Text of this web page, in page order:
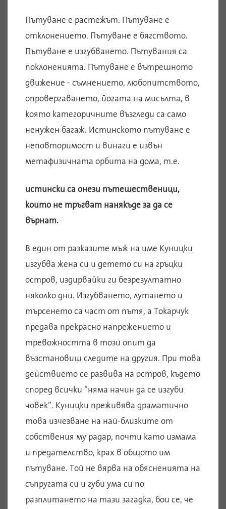
Пътуване е растежът. Пътуване е
отклонението. Пътуване е бягството.
Пътуване е изгубването. Пътувания са
поклоненията. Пътуване е вътрешното
движение - съмнението, любопитството,
опровергаването, йогата на мисълта, в
която категоричните възгледи са само
ненужен багаж. Истинското пътуване е
неповторимост и винаги е извън
метафизичната орбита на дома, т.е.
истински са онези пътешественици,
които не тръгват нанякъде за да се
върнат.
В един от разказите мъж на име Куницки
изгубва жена си и детето си на гръцки
остров, издирвайки ги безрезултатно
няколко дни. Изгубването, лутането и
търсенето са част от пътя, а Токарчук
предава прекрасно напрежението и
тревожността в този опит да
възстановиш следите на другия. При това
действието се развива на остров, където
според всички “няма начин да се изгуби
човек”. Куницки преживява драматично
това изчезване на най-близките от
собствения му радар, почти като измама
и предателство, крах в общото им
пътуване. Той не вярва на обясненията на
съпругата си и губи ума си по
разплитането на тази загадка, бои се, че